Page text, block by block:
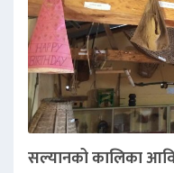
सल्यानको कालिका